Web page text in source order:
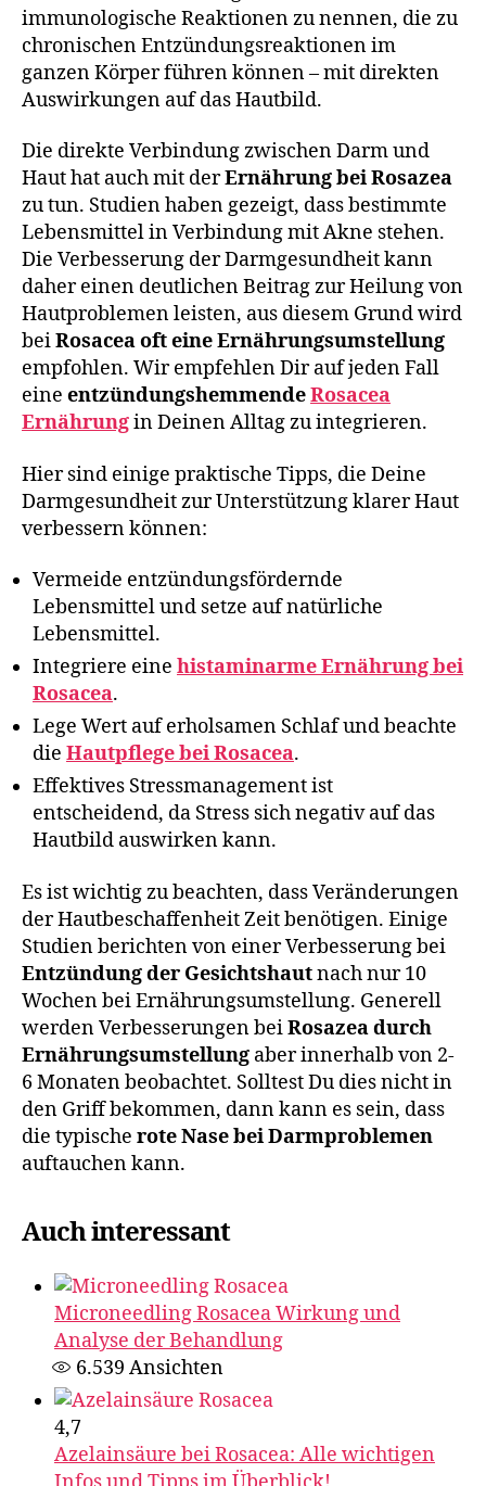
immunologische Reaktionen zu nennen, die zu
chronischen Entzündungsreaktionen im
ganzen Körper führen können – mit direkten
Auswirkungen auf das Hautbild.
Die direkte Verbindung zwischen Darm und
Haut hat auch mit derErnährung bei Rosazea
zu tun. Studien haben gezeigt, dass bestimmte
Lebensmittel in Verbindung mit Akne stehen.
Die Verbesserung der Darmgesundheit kann
daher einen deutlichen Beitrag zur Heilung von
Hautproblemen leisten, aus diesem Grund wird
beiRosacea oft eine Ernährungsumstellung
empfohlen. Wir empfehlen Dir auf jeden Fall
eine entzündungshemmendeRosacea
Ernährungin Deinen Alltag zu integrieren.
Hier sind einige praktische Tipps, die Deine
Darmgesundheit zur Unterstützung klarer Haut
verbessern können:
Vermeide entzündungsfördernde
Lebensmittel und setze auf natürliche
Lebensmittel.
Integriere eine histaminarme Ernährung bei
Rosacea.
Lege Wert auf erholsamen Schlaf und beachte
die Hautpflege bei Rosacea.
Effektives Stressmanagement ist
entscheidend, da Stress sich negativ auf das
Hautbild auswirken kann.
Es ist wichtig zu beachten, dass Veränderungen
der Hautbeschaffenheit Zeit benötigen. Einige
Studien berichten von einer Verbesserung bei
Entzündung der Gesichtshautnach nur 10
Wochen bei Ernährungsumstellung. Generell
werden Verbesserungen beiRosazea durch
Ernährungsumstellung aber innerhalb von 2-
6 Monaten beobachtet. Solltest Du dies nicht in
den Griff bekommen, dann kann es sein, dass
die typische rote Nase bei Darmproblemen
auftauchen kann.
Auch interessant
Microneedling Rosacea Wirkung und
Analyse der Behandlung
6.539 Ansichten
4,7
Azelainsäure bei Rosacea: Alle wichtigen